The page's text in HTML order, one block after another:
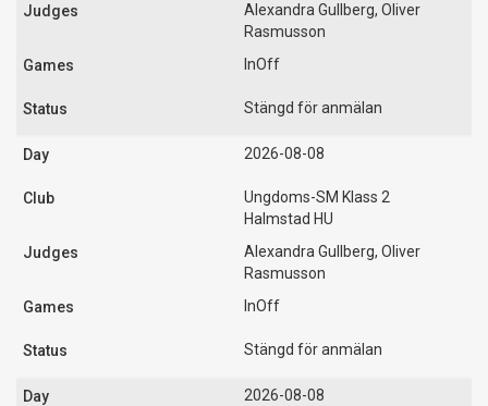
Alexandra Gullberg, Oliver
Rasmusson
InOff
Stängd för anmälan
2026-08-08
Ungdoms-SM Klass 2
Halmstad HU
Alexandra Gullberg, Oliver
Rasmusson
InOff
Stängd för anmälan
2026-08-08